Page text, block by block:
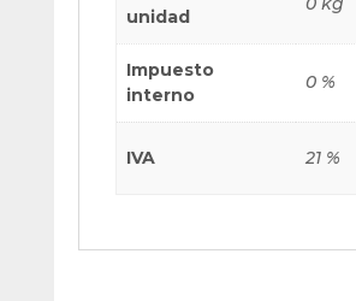
unidad
Impuesto
interno
0 %
IVA 21 %